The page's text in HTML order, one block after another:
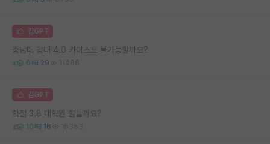
김GPT
충남대 공대 4.0 카이스트 불가능할까요?
6 29 11488
김GPT
학점 3.8 대학원 힘들까요?
10 16 16353